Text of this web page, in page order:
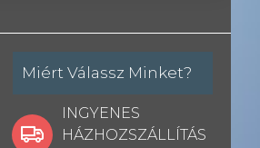
Miért Válassz Minket?
INGYENES
HÁZHOZSZÁLLÍTÁS